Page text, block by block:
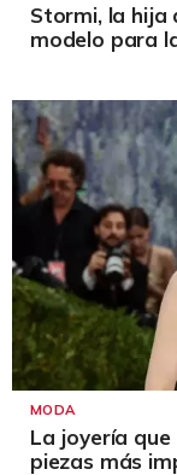
Stormi, la hija
modelo para
MODA
La joyería que
piezas más